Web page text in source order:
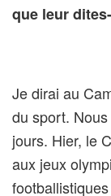
que leur
Je dirai au
du sport.
jours. Hier, le
aux jeux